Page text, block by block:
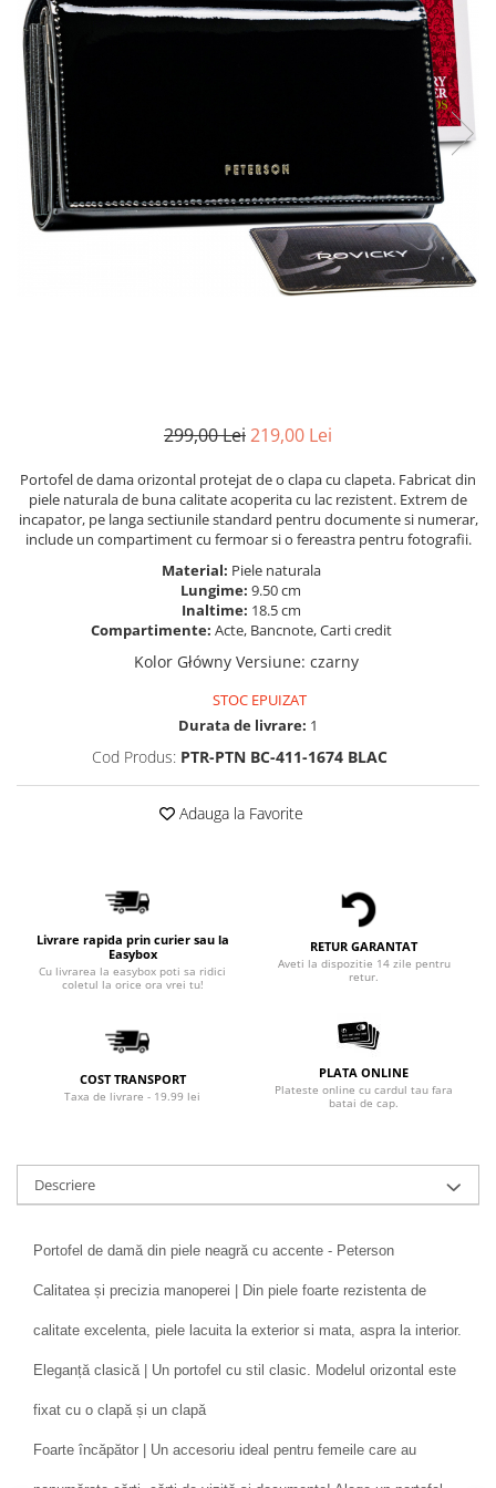
299,00 Lei219,00 Lei
Portofel de dama orizontal protejat de o clapa cu clapeta. Fabricat din
piele naturala de buna calitate acoperita cu lac rezistent. Extrem de
incapator, pe langa sectiunile standard pentru documente si numerar,
include un compartiment cu fermoar si o fereastra pentru fotografii.
Material: Piele naturala
Lungime: 9.50 cm
Inaltime: 18.5 cm
Compartimente: Acte, Bancnote, Carti credit
Kolor Główny Versiune: czarny
STOC EPUIZAT
Durata de livrare: 1
Cod Produs: PTR-PTN BC-411-1674 BLAC
Adauga la Favorite
Livrare rapida prin curier sau la
Easybox
Cu livrarea la easybox poti sa ridici
coletul la orice ora vrei tu!
RETUR GARANTAT
Aveti la dispozitie 14 zile pentru
retur.
COST TRANSPORT
Taxa de livrare - 19.99 lei
PLATA ONLINE
Plateste online cu cardul tau fara
batai de cap.
Descriere
Portofel de damă din piele neagră cu accente - Peterson
Calitatea și precizia manoperei | Din piele foarte rezistenta de
calitate excelenta, piele lacuita la exterior si mata, aspra la interior.
Eleganță clasică | Un portofel cu stil clasic. Modelul orizontal este
fixat cu o clapă și un clapă
Foarte încăpător | Un accesoriu ideal pentru femeile care au